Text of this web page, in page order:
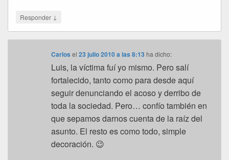
Responder ↓
Carlos el23 julio 2010 a las 8:13 ha dicho:
Luis, la víctima fuí yo mismo. Pero salí
fortalecido, tanto como para desde aquí
seguir denunciando el acoso y derribo de
toda la sociedad. Pero… confío también en
que sepamos darnos cuenta de la raíz del
asunto. El resto es como todo, simple
decoración. 😉